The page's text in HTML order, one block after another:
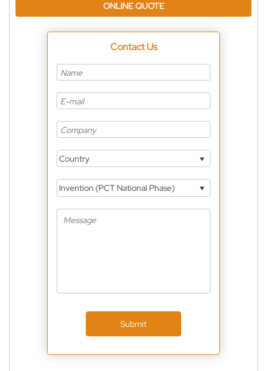
ONLINE QUOTE
Contact Us
Country
Invention (PCT National Phase)
Submit